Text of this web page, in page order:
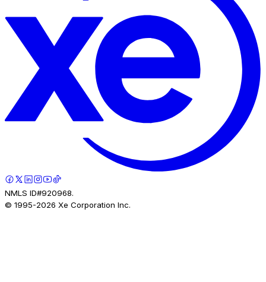
NMLS ID#920968.
© 1995-2026 Xe Corporation Inc.